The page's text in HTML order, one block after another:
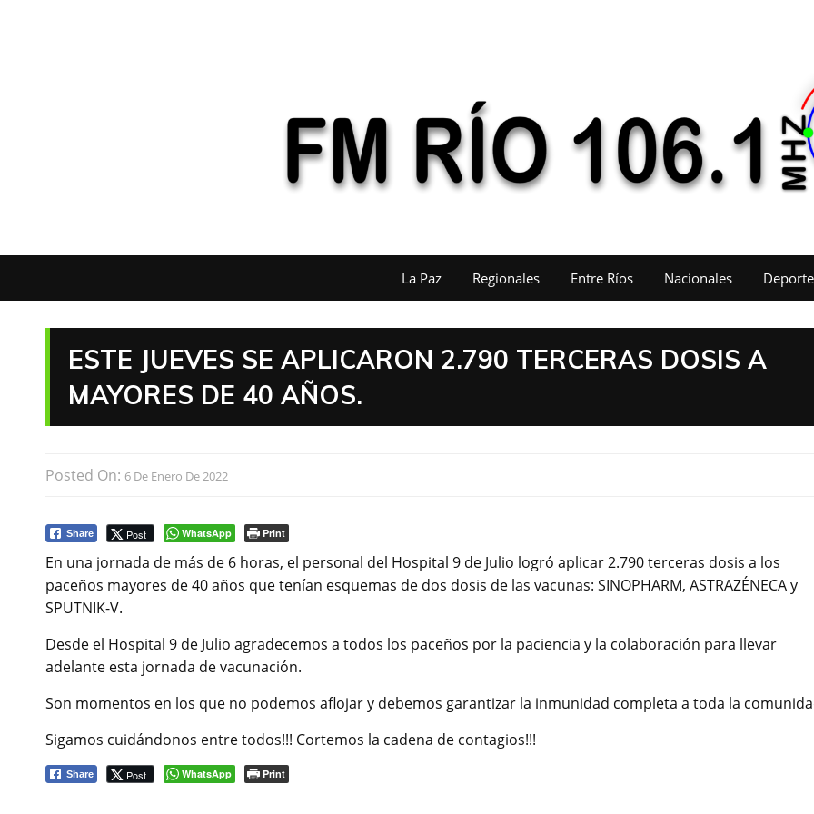
La Paz Regionales Entre Ríos Nacionales
ESTE JUEVES SE APLICARON 2.790 TERCERAS DOSIS A
MAYORES DE 40 AÑOS.
Posted On: 6 De Enero De 2022
Share Post WhatsApp Print
En una jornada de más de 6 horas, el personal del Hospital 9 de Julio logró aplicar 2.790 terceras dosis a los
paceños mayores de 40 años que tenían esquemas de dos dosis de las vacunas: SINOPHARM, ASTRAZÉNECA y
SPUTNIK-V.
Desde el Hospital 9 de Julio agradecemos a todos los paceños por la paciencia y la colaboración para llevar
adelante esta jornada de vacunación.
Son momentos en los que no podemos aflojar y debemos garantizar la inmunidad completa a toda la
Sigamos cuidándonos entre todos!!! Cortemos la cadena de contagios!!!
Share Post WhatsApp Print